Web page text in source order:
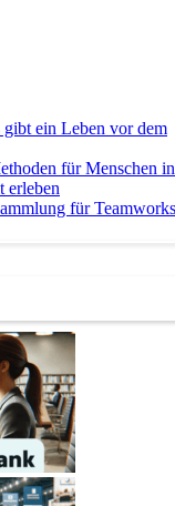
ein Leben vor dem
für Menschen in
erleben
für